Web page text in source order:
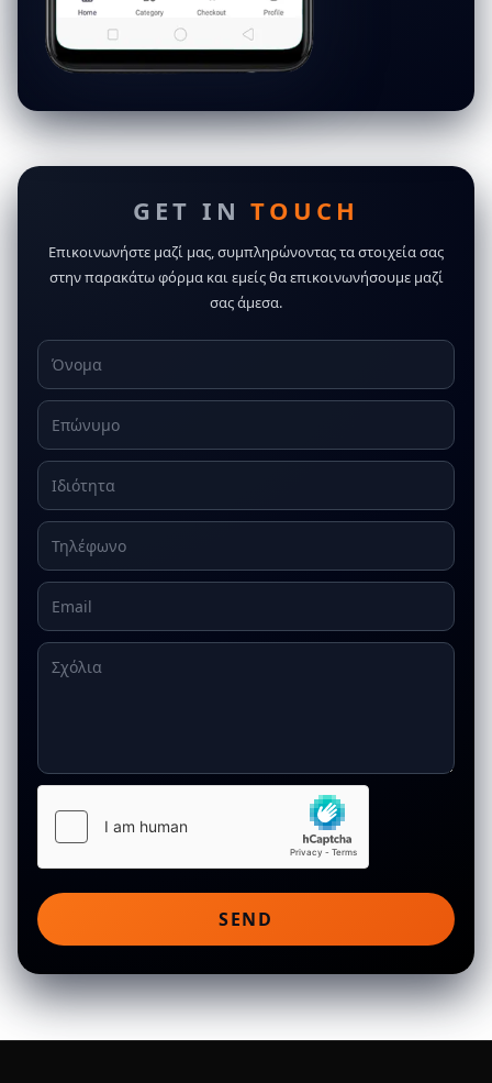
GET INTOUCH
Επικοινωνήστε μαζί μας, συμπληρώνοντας τα στοιχεία σας
στην παρακάτω φόρμα και εμείς θα επικοινωνήσουμε μαζί
σας άμεσα.